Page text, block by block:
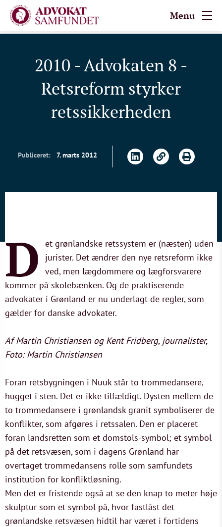
Menu
2010 - Advokaten 8 -
Retsreform styrker
retssikkerheden
Publiceret: 7. marts 2012
D
et grønlandske retssystem er (næsten) uden
jurister. Det ændrer den nye retsreform ikke
ved, men lægdommere og lægforsvarere
kommer på skolebænken. Og de praktiserende
advokater i Grønland er nu underlagt de regler, som
gælder for danske advokater.
Af Martin Christiansen og Kent Fridberg, journalister,
Foto: Martin Christiansen
Foran retsbygningen i Nuuk står to trommedansere,
hugget i sten. Det er ikke tilfældigt. Dysten mellem de
to trommedansere i grønlandsk granit symboliserer de
konflikter, som afgøres i retssalen. Den er placeret
foran landsretten som et domstols-symbol; et symbol
på det retsvæsen, som i dagens Grønland har
overtaget trommedansens rolle som samfundets
institution for konfliktløsning.
Men det er fristende også at se den knap to meter høje
skulptur som et symbol på, hvor fastlåst det
grønlandske retsvæsen hidtil har været i fortidens